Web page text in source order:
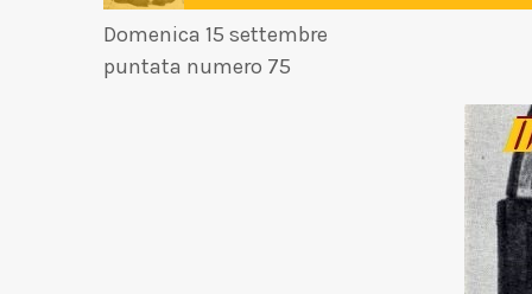
Domenica 15 settembre
puntata numero 75